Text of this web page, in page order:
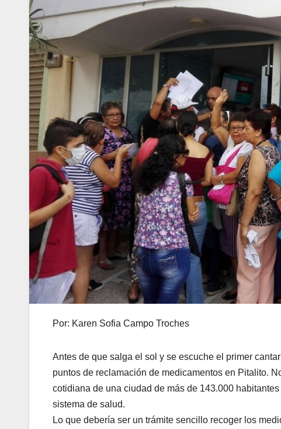
Por: Karen Sofia Campo Troches
Antes de que salga el sol y se escuche el primer
puntos de reclamación de medicamentos en Pitalito.
cotidiana de una ciudad de más de 143.000
sistema de salud.
Lo que debería ser un trámite sencillo recoger los